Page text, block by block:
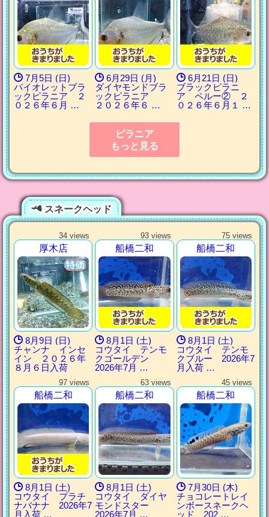
7月5日 (日)
バイオレットブラ
ックピラニア ２
０２６年６月 …
6月29日 (月)
ダイヤモンドブラ
ックピラニア
２０２６年６ …
6月21日 (日)
ブラックピラニ
ア ペルー② ２
０２６年６月１ …
ピラニア
もっと見る
スネークヘッド
34 views
厚木店
8月9日 (日)
チャンナ インセ
イン ２０２６年
８月６日入荷
93 views
船橋二和
8月1日 (土)
コウタイ テンモ
クゴールデン
2026年7月 …
75 views
船橋二和
8月1日 (土)
コウタイ テンモ
クブルー 2026年7
月入荷 …
97 views
船橋二和
8月1日 (土)
コウタイ プラチ
ナバナナ 2026年7
月入荷 …
63 views
船橋二和
8月1日 (土)
コウタイ ダイヤ
モンドスター
2026年7月 …
45 views
船橋二和
7月30日 (木)
チョコレートレイ
ンボースネークヘ
ッド 202 …